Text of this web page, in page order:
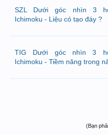
SZL Dưới góc nhìn 3
Ichimoku - Liệu có tạo đáy ?
TIG Dưới góc nhìn 3
Ichimoku - Tiềm năng trong
(Bạn